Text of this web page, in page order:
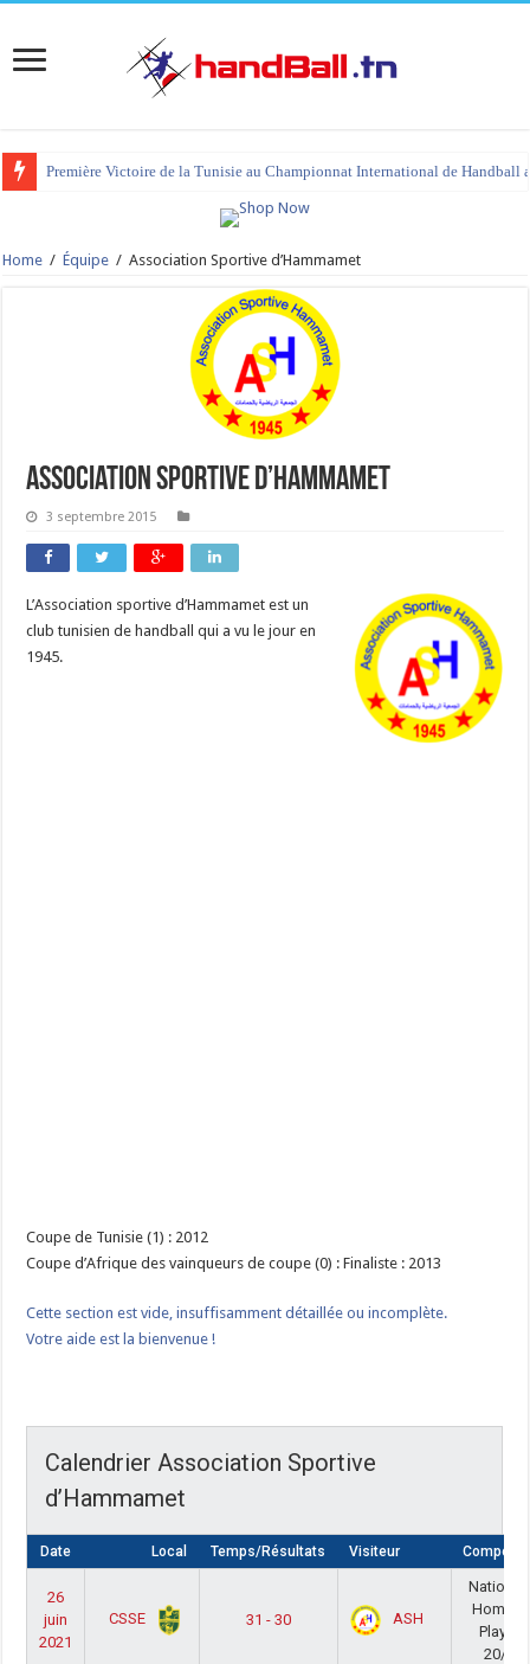
Première Victoire de la Tunisie au Championnat International de Handball
tournoi international Hammamet 2023 : programme et liste des joueurs
Home / Équipe / Association Sportive d’Hammamet
Association Sportive d’Hammamet
3 septembre 2015
L’Association sportive d’Hammamet est un
club tunisien de handball qui a vu le jour en
1945.
Coupe de Tunisie (1) : 2012
Coupe d’Afrique des vainqueurs de coupe (0) : Finaliste : 2013
Cette section est vide, insuffisamment détaillée ou incomplète.
Votre aide est la bienvenue !
Calendrier Association Sportive
d’Hammamet
Date Local Temps/Résultats Visiteur
26
juin
2021
CSSE 31 - 30 ASH
National
PlayOff
20/21